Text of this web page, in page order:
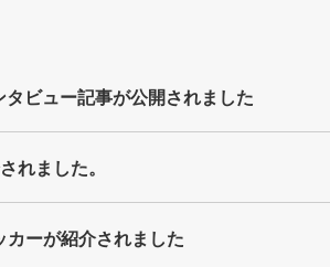
ビュー記事が公開されました
ました。
ーが紹介されました